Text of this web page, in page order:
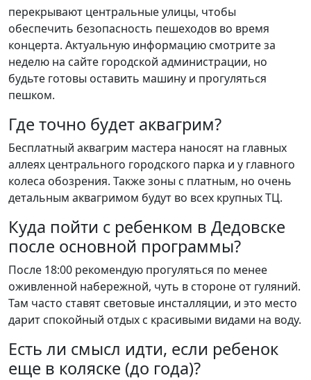
перекрывают центральные улицы, чтобы
обеспечить безопасность пешеходов во время
концерта. Актуальную информацию смотрите за
неделю на сайте городской администрации, но
будьте готовы оставить машину и прогуляться
пешком.
Где точно будет аквагрим?
Бесплатный аквагрим мастера наносят на главных
аллеях центрального городского парка и у главного
колеса обозрения. Также зоны с платным, но очень
детальным аквагримом будут во всех крупных ТЦ.
Куда пойти с ребенком в Дедовске
после основной программы?
После 18:00 рекомендую прогуляться по менее
оживленной набережной, чуть в стороне от гуляний.
Там часто ставят световые инсталляции, и это место
дарит спокойный отдых с красивыми видами на воду.
Есть ли смысл идти, если ребенок
еще в коляске (до года)?